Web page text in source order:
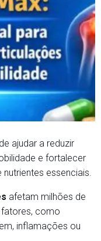
ajudar a reduzir
e fortalecer
essenciais.
afetam milhões de
como
inflamações ou